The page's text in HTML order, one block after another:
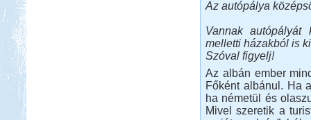
Az autópálya
Vannak
melletti házakból is
Szóval figyelj!
Az albán ember
Főként albánul. Ha
ha németül és
Mivel szeretik a